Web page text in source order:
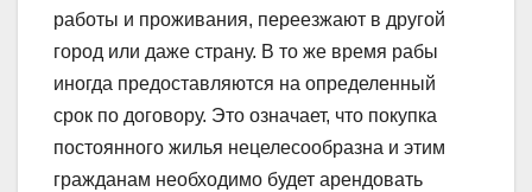
работы и проживания, переезжают в другой
город или даже страну. В то же время рабы
иногда предоставляются на определенный
срок по договору. Это означает, что покупка
постоянного жилья нецелесообразна и этим
гражданам необходимо будет арендовать